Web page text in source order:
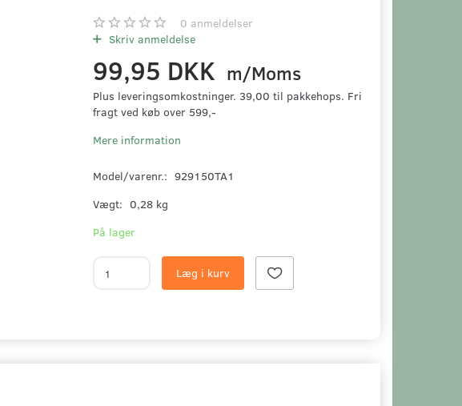
0 anmeldelser
Skriv anmeldelse
99,95 DKK m/Moms
Plus leveringsomkostninger. 39,00 til pakkehops. Fri
fragt ved køb over 599,-
Mere information
Model/varenr.: 929150TA1
Vægt: 0,28 kg
På lager
Læg i kurv